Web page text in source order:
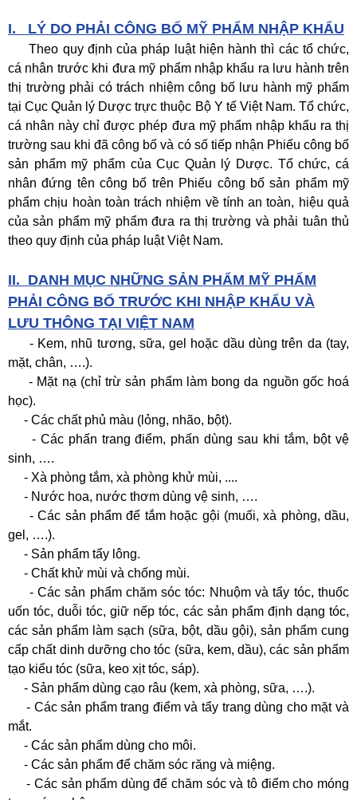
I. LÝ DO PHẢI CÔNG BỐ MỸ PHẨM NHẬP KHẨU
Theo quy định của pháp luật hiện hành thì các tổ chức,
cá nhân trước khi đưa mỹ phẩm nhập khẩu ra lưu hành trên
thị trường phải có trách nhiệm công bố lưu hành mỹ phẩm
tại Cục Quản lý Dược trực thuộc Bộ Y tế Việt Nam. Tổ chức,
cá nhân này chỉ được phép đưa mỹ phẩm nhập khẩu ra thị
trường sau khi đã công bố và có số tiếp nhận Phiếu công bố
sản phẩm mỹ phẩm của Cục Quản lý Dược. Tổ chức, cá
nhân đứng tên công bố trên Phiếu công bố sản phẩm mỹ
phẩm chịu hoàn toàn trách nhiệm về tính an toàn, hiệu quả
của sản phẩm mỹ phẩm đưa ra thị trường và phải tuân thủ
theo quy định của pháp luật Việt Nam.
II. DANH MỤC NHỮNG SẢN PHẨM MỸ PHẨM
PHẢI CÔNG BỐ TRƯỚC KHI NHẬP KHẨU VÀ
LƯU THÔNG TẠI VIỆT NAM
- Kem, nhũ tương, sữa, gel hoặc dầu dùng trên da (tay,
mặt, chân, ….).
- Mặt nạ (chỉ trừ sản phẩm làm bong da nguồn gốc hoá
học).
- Các chất phủ màu (lỏng, nhão, bột).
- Các phấn trang điểm, phấn dùng sau khi tắm, bột vệ
sinh, ….
- Xà phòng tắm, xà phòng khử mùi, ....
- Nước hoa, nước thơm dùng vệ sinh, ….
- Các sản phẩm để tắm hoặc gội (muối, xà phòng, dầu,
gel, ….).
- Sản phẩm tẩy lông.
- Chất khử mùi và chống mùi.
- Các sản phẩm chăm sóc tóc: Nhuộm và tẩy tóc, thuốc
uốn tóc, duỗi tóc, giữ nếp tóc, các sản phẩm định dạng tóc,
các sản phẩm làm sạch (sữa, bột, dầu gội), sản phẩm cung
cấp chất dinh dưỡng cho tóc (sữa, kem, dầu), các sản phẩm
tạo kiểu tóc (sữa, keo xịt tóc, sáp).
- Sản phẩm dùng cạo râu (kem, xà phòng, sữa, ….).
- Các sản phẩm trang điểm và tẩy trang dùng cho mặt và
mắt.
- Các sản phẩm dùng cho môi.
- Các sản phẩm để chăm sóc răng và miệng.
- Các sản phẩm dùng để chăm sóc và tô điểm cho móng